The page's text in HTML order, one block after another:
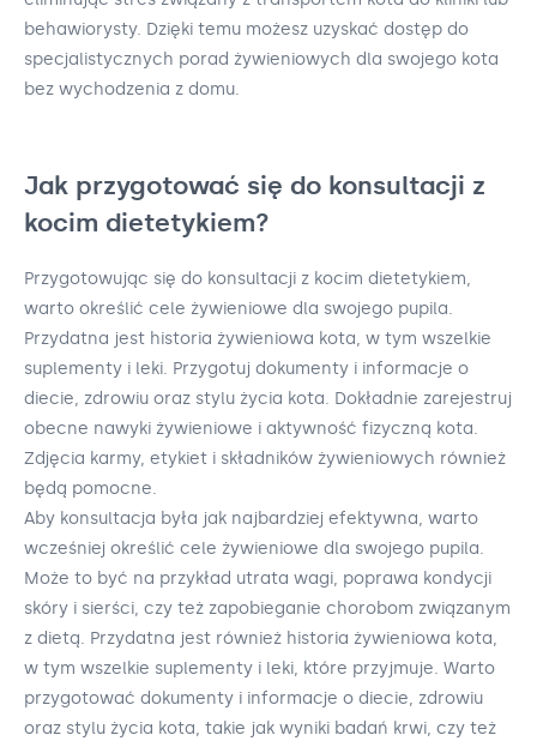
behawiorysty. Dzięki temu możesz uzyskać dostęp do
specjalistycznych porad żywieniowych dla swojego kota
bez wychodzenia z domu.
Jak przygotować się do konsultacji z
kocim dietetykiem?
Przygotowując się do konsultacji z kocim dietetykiem,
warto określić cele żywieniowe dla swojego pupila.
Przydatna jest historia żywieniowa kota, w tym wszelkie
suplementy i leki. Przygotuj dokumenty i informacje o
diecie, zdrowiu oraz stylu życia kota. Dokładnie zarejestruj
obecne nawyki żywieniowe i aktywność fizyczną kota.
Zdjęcia karmy, etykiet i składników żywieniowych również
będą pomocne.
Aby konsultacja była jak najbardziej efektywna, warto
wcześniej określić cele żywieniowe dla swojego pupila.
Może to być na przykład utrata wagi, poprawa kondycji
skóry i sierści, czy też zapobieganie chorobom związanym
z dietą. Przydatna jest również historia żywieniowa kota,
w tym wszelkie suplementy i leki, które przyjmuje. Warto
przygotować dokumenty i informacje o diecie, zdrowiu
oraz stylu życia kota, takie jak wyniki badań krwi, czy też